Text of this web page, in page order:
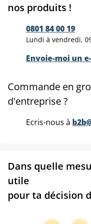
nos produits !
0801 84 00 19
Lundi à vendredi,
Envoie-moi un
Commande en
d'entreprise ?
Ecris-nous à
Dans quelle
utile
pour ta décision